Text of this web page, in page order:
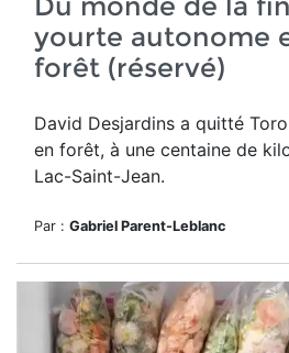
yourte autonome
forêt (réservé)
David Desjardins a quitté
en forêt, à une centaine de
Lac-Saint-Jean.
Par : Gabriel Parent-Leblanc